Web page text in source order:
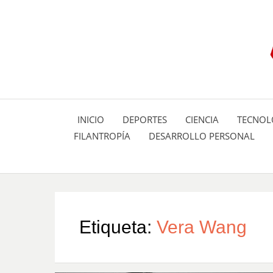
INICIO DEPORTES CIENCIA
FILANTROPÍA
DESARROLLO PERSONAL
Etiqueta: Vera Wang